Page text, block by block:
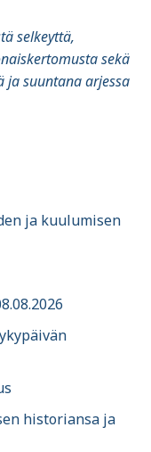
selkeyttä,
sekä
ja suuntana arjessa
ja kuulumisen
historiansa ja